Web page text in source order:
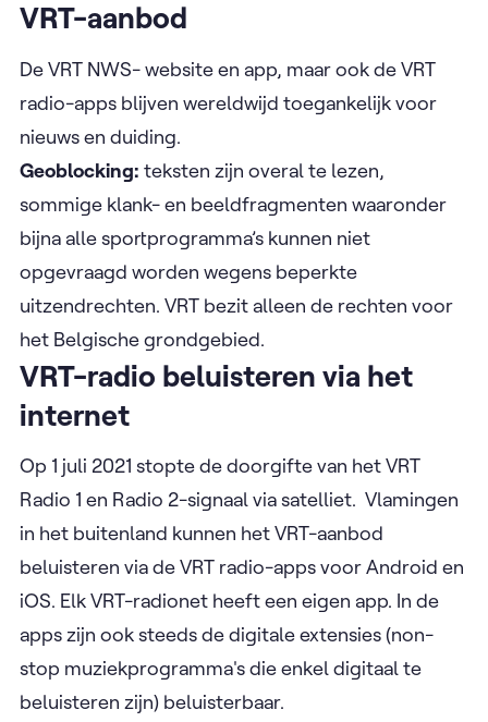
VRT-aanbod
De VRT NWS- website en app, maar ook de VRT
radio-apps blijven wereldwijd toegankelijk voor
nieuws en duiding.
Geoblocking: teksten zijn overal te lezen,
sommige klank- en beeldfragmenten waaronder
bijna alle sportprogramma’s kunnen niet
opgevraagd worden wegens beperkte
uitzendrechten. VRT bezit alleen de rechten voor
het Belgische grondgebied.
VRT-radio beluisteren via het
internet
Op 1 juli 2021 stopte de doorgifte van het VRT
Radio 1 en Radio 2-signaal via satelliet. Vlamingen
in het buitenland kunnen het VRT-aanbod
beluisteren via de VRT radio-apps voor Android en
iOS. Elk VRT-radionet heeft een eigen app. In de
apps zijn ook steeds de digitale extensies (non-
stop muziekprogramma's die enkel digitaal te
beluisteren zijn) beluisterbaar.